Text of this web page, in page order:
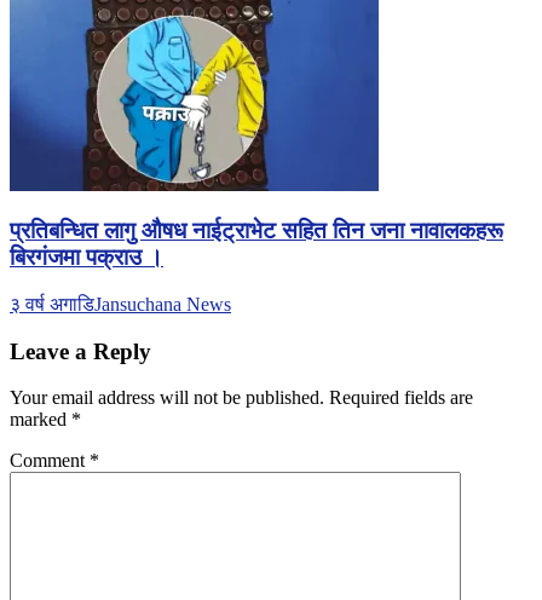
प्रतिबन्धित लागु औषध नाईट्राभेट सहित तिन जना नावालकहरू
बिरगंजमा पक्राउ ।
३ वर्ष अगाडिJansuchana News
Leave a Reply
Your email address will not be published. Required fields are
marked *
Comment *